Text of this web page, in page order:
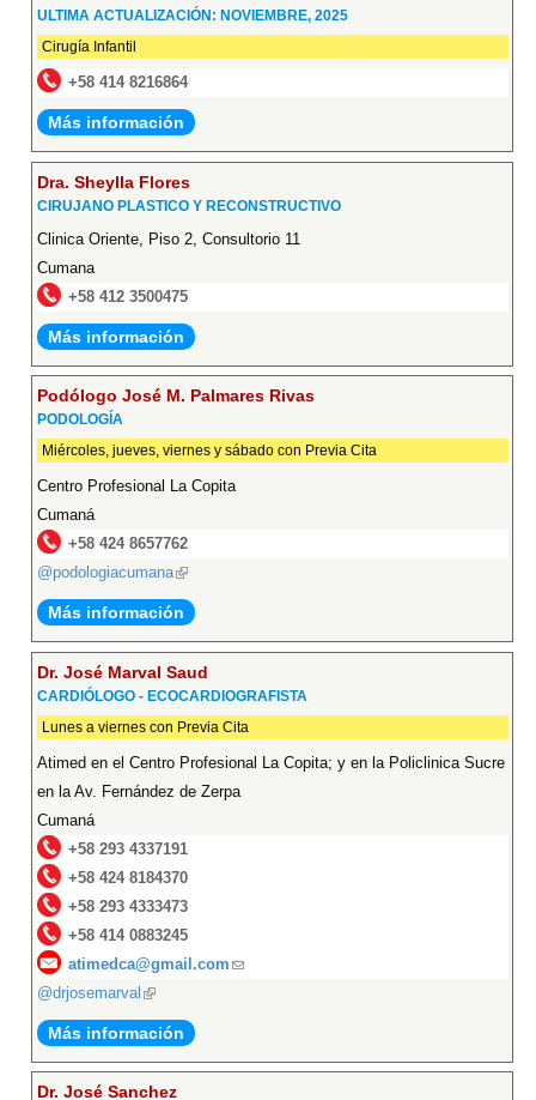
ULTIMA ACTUALIZACIÓN: NOVIEMBRE, 2025
Cirugía Infantil
+58 414 8216864
Más información
Dra. Sheylla Flores
CIRUJANO PLASTICO Y RECONSTRUCTIVO
Clinica Oriente, Piso 2, Consultorio 11
Cumana
+58 412 3500475
Más información
Podólogo José M. Palmares Rivas
PODOLOGÍA
Miércoles, jueves, viernes y sábado con Previa Cita
Centro Profesional La Copita
Cumaná
+58 424 8657762
@podologiacumana(link
is
external)
Más información
Dr. José Marval Saud
CARDIÓLOGO - ECOCARDIOGRAFISTA
Lunes a viernes con Previa Cita
Atimed en el Centro Profesional La Copita; y en la Policlinica Sucre
en la Av. Fernández de Zerpa
Cumaná
+58 293 4337191
+58 424 8184370
+58 293 4333473
+58 414 0883245
atimedca@gmail.com (link
@drjosemarval (link
is
external)
Más información
Dr. José Sanchez